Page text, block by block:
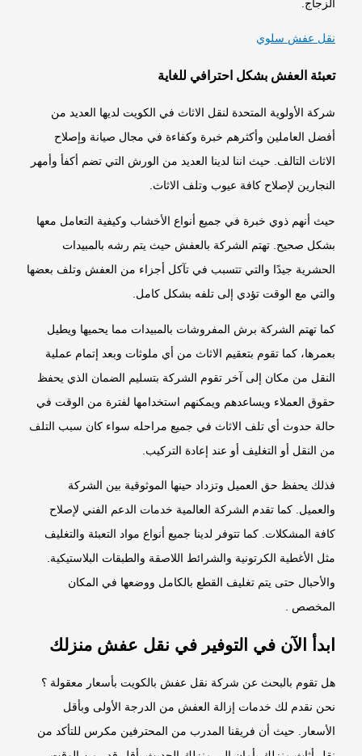
الزجاج.
نقل عفش سلوي
تعبئة العفش بشكل احترافي للغاية
شركة الأولوية المتحدة لنقل الاثاث في الكويت لديها العديد من
أفضل العاملين وأكثرهم خبرة وكفاءة في مجال صيانة وإصلاح
الاثاث التالف. حيث اننا لدينا العديد من الورش التي تضم أكفأ وأمهر
النجارين لإصلاح كافة عيوب وتلف الاثاث.
حيث أنهم ذوي خبرة في جميع أنواع الأخشاب وكيفية التعامل معها
بشكل صحيح. تهتم الشركة بالعفش حيث يتم رشه بالمبيدات
الحشرية جيدًا والتي تتسبب في تآكل أجزاء من العفش وتلف بعضها
والتي مع الوقت تؤدي إلى تلفه بشكل كامل.
كما تهتم الشركة برش المفروشات بالمبيدات مما يحميها ويطيل
بعمرها، كما تقوم بتعقيم الاثاث من أي ملوثات وبعد إتمام عملية
النقل من مكان إلى آخر تقوم الشركة بتسليم الضمان الذي يحفظ
حقوق العملاء ويساعدهم ويمكنهم استخدامها لفترة من الوقت في
حالة حدوث أي تلف الاثاث في جميع مراحله سواء كان سبب التلف
من النقل أو التغليف أو عند إعادة التركيب.
فذلك يحفظ حق العميل وتزداد حينها الموثوقية بين الشركة
والعميل. كما تقدم الشركة العالمية خدمات الدعم الفني لإصلاح
كافة المشكلات. كما تتوفر لدينا جميع أنواع مواد التعبئة والتغليف
مثل الأغطية الكرتونية والشرائط اللاصقة والطبقات البلاستيكية.
والأحبال حتى يتم تغليف القطع بالكامل ووضعها في المكان
المخصص .
ابدأ الآن في التوفير في نقل عفش منزلك
هل تقوم بالبحث عن شركة نقل عفش بالكويت بأسعار معقولة ؟
نحن نقدم لك خدمات إزالة العفش من الدرجة الأولى وبأقل
الأسعار. حيث أن فريقنا المدرب من المحترفين مكرس للتأكد من